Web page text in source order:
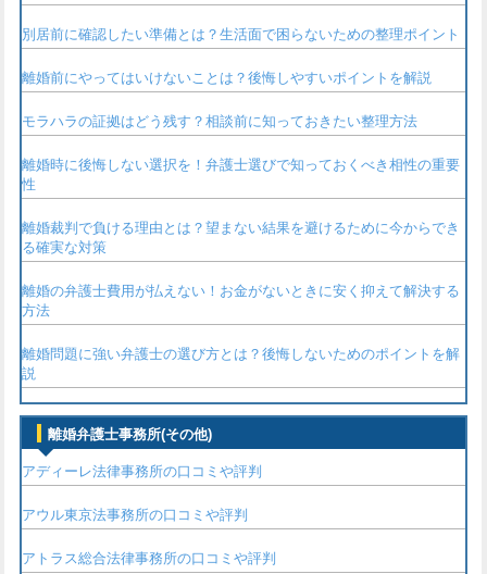
別居前に確認したい準備とは？生活面で困らないための整理ポイント
離婚前にやってはいけないことは？後悔しやすいポイントを解説
モラハラの証拠はどう残す？相談前に知っておきたい整理方法
離婚時に後悔しない選択を！弁護士選びで知っておくべき相性の重要
性
離婚裁判で負ける理由とは？望まない結果を避けるために今からでき
る確実な対策
離婚の弁護士費用が払えない！お金がないときに安く抑えて解決する
方法
離婚問題に強い弁護士の選び方とは？後悔しないためのポイントを解
説
離婚弁護士事務所(その他)
アディーレ法律事務所の口コミや評判
アウル東京法事務所の口コミや評判
アトラス総合法律事務所の口コミや評判